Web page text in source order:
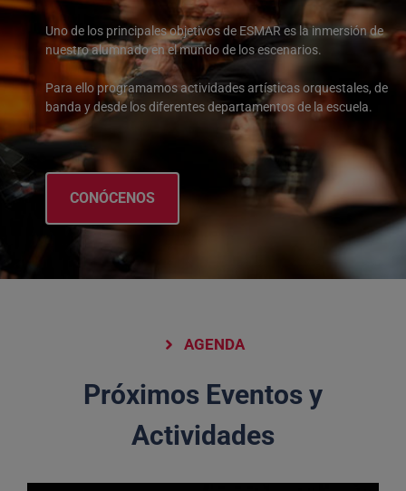
Uno de los principales objetivos de ESMAR es la inmersión de
nuestro alumnado en el mundo de los escenarios.
Para ello programamos actividades artísticas orquestales, de
banda y desde los diferentes departamentos de la escuela.
CONÓCENOS
AGENDA
Próximos Eventos y
Actividades